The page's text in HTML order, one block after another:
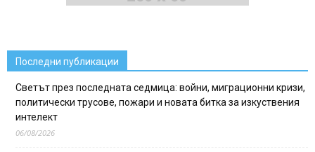
Последни публикации
Светът през последната седмица: войни, миграционни кризи,
политически трусове, пожари и новата битка за изкуствения
интелект
06/08/2026